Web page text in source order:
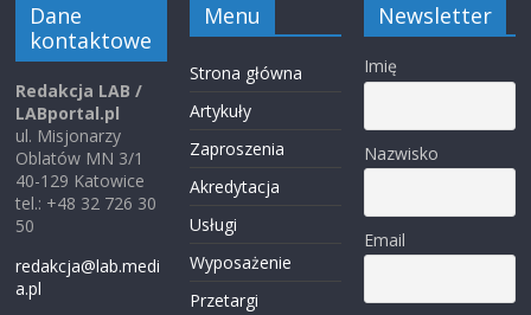
Dane
kontaktowe
Redakcja LAB /
LABportal.pl
ul. Misjonarzy
Oblatów MN 3/1
40-129 Katowice
tel.: +48 32 726 30
50
redakcja@lab.medi
a.pl
Menu
Strona główna
Artykuły
Zaproszenia
Akredytacja
Usługi
Wyposażenie
Przetargi
Newsletter
Imię
Nazwisko
Email